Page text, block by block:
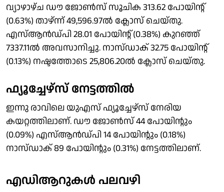
വ്യാഴാഴ്ച ഡൗ ജോണ്‍സ് സൂചിക 313.62 പോയിന്റ്
(0.63%) താഴ്ന്ന് 49,596.97ല്‍ ക്ലോസ് ചെയ്തു.
എസ്ആന്‍ഡ്പി 28.01 പോയിന്റ് (0.38%) കുറഞ്ഞ്
7337.11ല്‍ അവസാനിച്ചു. നാസ്ഡാക് 32.75 പോയിന്റ്
(0.13%) നഷ്ടത്തോടെ 25,806.20ല്‍ ക്ലോസ് ചെയ്തു.
ഫ്യൂച്ചേഴ്‌സ് നേട്ടത്തില്‍
ഇന്നു രാവിലെ യുഎസ് ഫ്യൂച്ചേഴ്‌സ് നേരിയ
കയറ്റത്തിലാണ്. ഡൗ ജോണ്‍സ് 44 പോയിന്റും
(0.09%) എസ്ആന്‍ഡ്പി 14 പോയിന്റും (0.18%)
നാസ്ഡാക് 89 പോയിന്റും (0.31%) നേട്ടത്തിലാണ്.
എഡിആറുകള്‍ പലവഴി